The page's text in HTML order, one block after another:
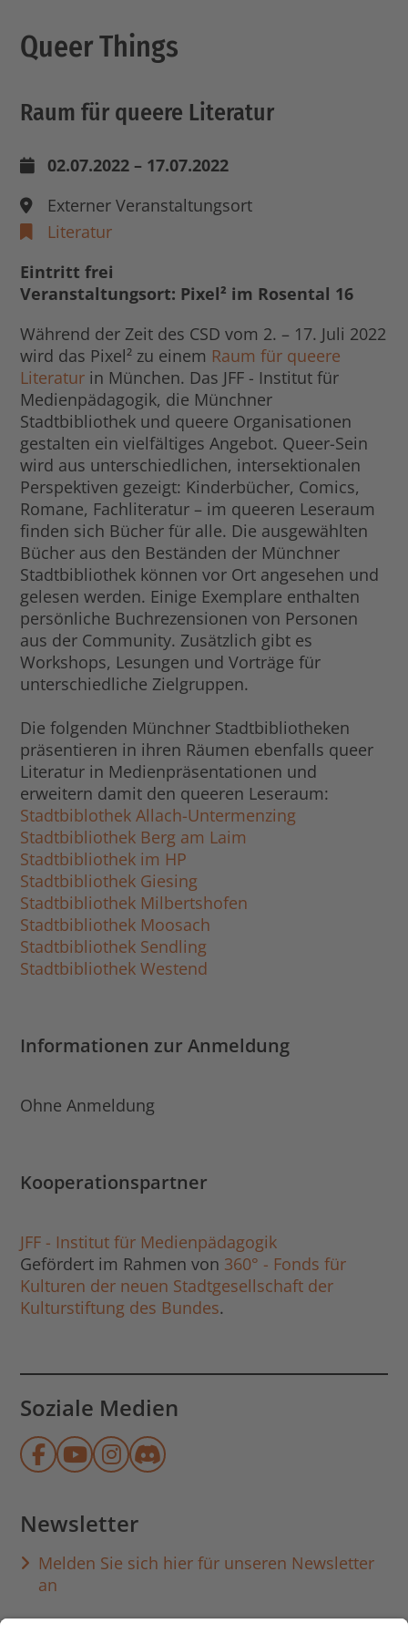
Queer Things
Raum für queere Literatur
02.07.2022 – 17.07.2022
Externer Veranstaltungsort
Literatur
Eintritt frei
Veranstaltungsort: Pixel² im Rosental 16
Während der Zeit des CSD vom 2. – 17. Juli 2022
wird das Pixel² zu einem Raum für queere
Literatur in München. Das JFF - Institut für
Medienpädagogik, die Münchner
Stadtbibliothek und queere Organisationen
gestalten ein vielfältiges Angebot. Queer-Sein
wird aus unterschiedlichen, intersektionalen
Perspektiven gezeigt: Kinderbücher, Comics,
Romane, Fachliteratur – im queeren Leseraum
finden sich Bücher für alle. Die ausgewählten
Bücher aus den Beständen der Münchner
Stadtbibliothek können vor Ort angesehen und
gelesen werden. Einige Exemplare enthalten
persönliche Buchrezensionen von Personen
aus der Community. Zusätzlich gibt es
Workshops, Lesungen und Vorträge für
unterschiedliche Zielgruppen.
Die folgenden Münchner Stadtbibliotheken
präsentieren in ihren Räumen ebenfalls queer
Literatur in Medienpräsentationen und
erweitern damit den queeren Leseraum:
Stadtbiblothek Allach-Untermenzing
Stadtbibliothek Berg am Laim
Stadtbibliothek im HP
Stadtbibliothek Giesing
Stadtbibliothek Milbertshofen
Stadtbibliothek Moosach
Stadtbibliothek Sendling
Stadtbibliothek Westend
Informationen zur Anmeldung
Ohne Anmeldung
Kooperationspartner
JFF - Institut für Medienpädagogik
Gefördert im Rahmen von 360° - Fonds für
Kulturen der neuen Stadtgesellschaft der
Kulturstiftung des Bundes.
Soziale Medien
Münchner Stadtbibliothek auf
Münchner Stadtbibliothek auf
Münchner Stadtbibliothek
Münchner
Newsletter
Melden Sie sich hier für unseren Newsletter
an